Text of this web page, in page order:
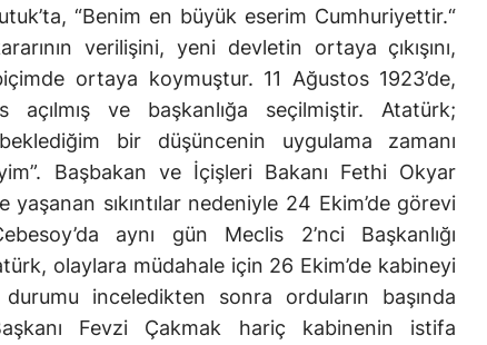
“Benim en büyük eserim Cumhuriyettir.“
verilişini, yeni devletin ortaya çıkışını,
ortaya koymuştur. 11 Ağustos 1923’de,
ve başkanlığa seçilmiştir. Atatürk;
bir düşüncenin uygulama zamanı
Başbakan ve İçişleri Bakanı Fethi Okyar
yaşanan sıkıntılar nedeniyle 24 Ekim’de görevi
aynı gün Meclis 2’nci Başkanlığı
olaylara müdahale için 26 Ekim’de kabineyi
durumu inceledikten sonra orduların başında
Fevzi Çakmak hariç kabinenin istifa